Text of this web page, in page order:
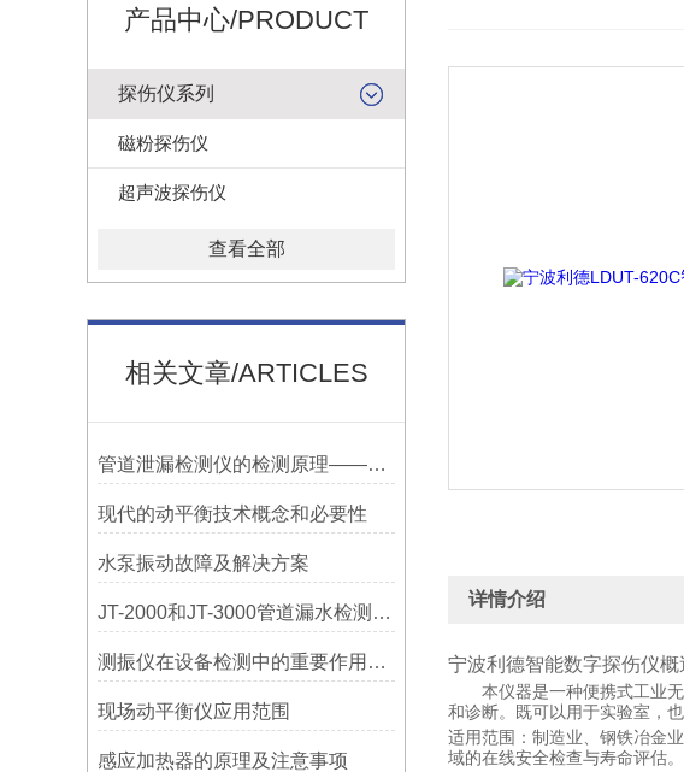
产品中心/PRODUCT
探伤仪系列
磁粉探伤仪
超声波探伤仪
查看全部
相关文章/ARTICLES
管道泄漏检测仪的检测原理——宁波利德
现代的动平衡技术概念和必要性
水泵振动故障及解决方案
JT-2000和JT-3000管道漏水检测，检漏仪器在实测应用中的特点
测振仪在设备检测中的重要作用之简析
现场动平衡仪应用范围
感应加热器的原理及注意事项
详情介绍
宁波利德智能数字探伤仪概
本仪器是一种便携式工业
和诊断。
既可以用于实验室，
适用范围：制造业、钢铁冶金
域的在线安全检查与寿命评估。